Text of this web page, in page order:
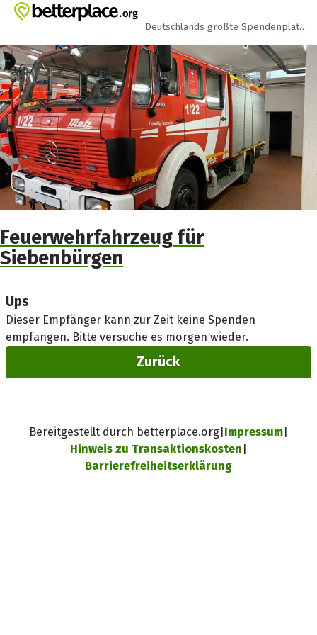
Zum Hauptinhalt springen
Erklärung zur Barrierefreiheit anzeigen
Deutschlands größte Spendenplattform
Feuerwehrfahrzeug für
Siebenbürgen
Ups
Dieser Empfänger kann zur Zeit keine Spenden
empfangen. Bitte versuche es morgen wieder.
Zurück
Bereitgestellt durch betterplace.org Impressum
Hinweis zu Transaktionskosten
Barrierefreiheitserklärung